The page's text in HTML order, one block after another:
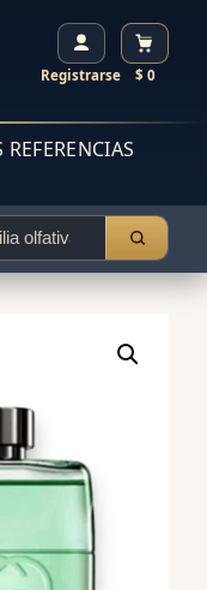
Registrarse $ 0
REFERENCIAS